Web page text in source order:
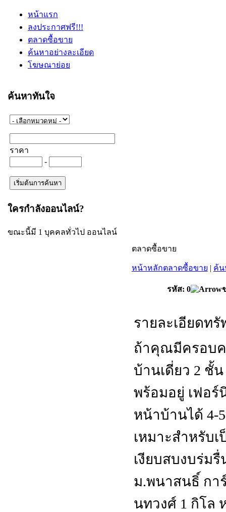
หน้าแรก
ลงประกาศฟรี!!!
ตลาดซื้อขาย
ค้นหาอย่างละเอียด
โฆษณาย่อย
ค้นหาทันใจ
ราคา
-
ใครกำลังออนไลน์?
ขณะนี้มี 1 บุคคลทั่วไป ออนไลน์
ตลาดซื้อขาย
หน้าหลักตลาดซื้อขาย | ค้น
รหัส: 0
รายละเอียดท
ถ้าคุณมีครอบ
บ้านเดี่ยว 2 ชั้
พร้อมอยู่ เฟอร์
หน้าบ้านได้ 4-
เหมาะสำหรับ
เงียบสบงบร่ม
ม.พนาสนธิ์ กา
นทวงศ์ 1 กิโล